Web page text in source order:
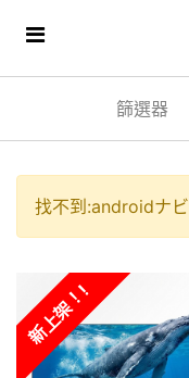
Apple
分店地址​
更多
篩選器
找不到:androidナビ
新上架！!